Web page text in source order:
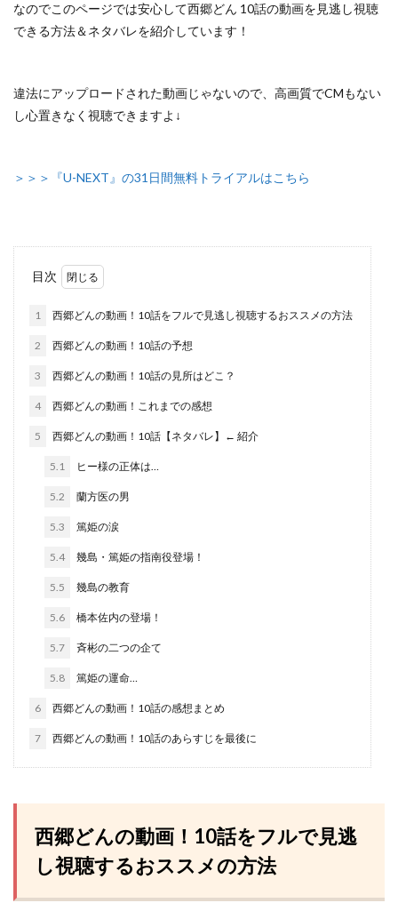
なのでこのページでは安心して西郷どん 10話の動画を見逃し視聴
できる方法＆ネタバレを紹介しています！
違法にアップロードされた動画じゃないので 、高画質でCMもない
し心置きなく視聴できますよ↓
＞＞＞『U-NEXT』の31日間無料トライアルはこちら
目次
1 西郷どんの動画！10話をフルで見逃し視聴するおススメの方法
2 西郷どんの動画！10話の予想
3 西郷どんの動画！10話の見所はどこ？
4 西郷どんの動画！これまでの感想
5 西郷どんの動画！10話【ネタバレ】← 紹介
5.1 ヒー様の正体は…
5.2 蘭方医の男
5.3 篤姫の涙
5.4 幾島・篤姫の指南役登場！
5.5 幾島の教育
5.6 橋本佐内の登場！
5.7 斉彬の二つの企て
5.8 篤姫の運命…
6 西郷どんの動画！10話の感想まとめ
7 西郷どんの動画！10話のあらすじを最後に
西郷どんの動画！10話をフルで見逃
し視聴するおススメの方法